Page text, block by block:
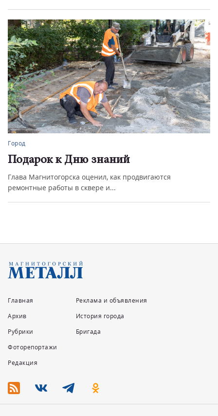
Город
Подарок к Дню знаний
Глава Магнитогорска оценил, как продвигаются
ремонтные работы в сквере и...
Главная
Архив
Рубрики
Фоторепортажи
Редакция
Реклама и объявления
История города
Бригада